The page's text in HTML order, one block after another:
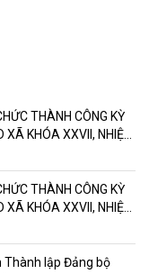
THÀNH CÔNG KỲ
XÃ KHÓA XXVII, NHIỆM
THÀNH CÔNG KỲ
XÃ KHÓA XXVII, NHIỆM
Thành lập Đảng bộ